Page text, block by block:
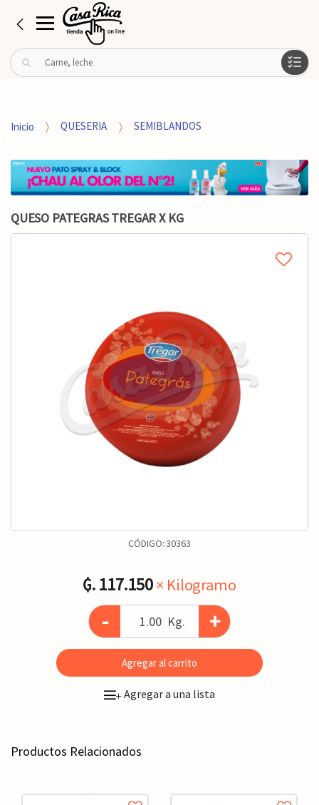
B
u
r
o
:
Inicio QUESERIA SEMIBLANDOS
QUESO PATEGRAS TREGAR X KG
CÓDIGO:30363
₲. 117.150× Kilogramo
- Kg. +
Agregar al carrito
+Agregar a una lista
Productos Relacionados